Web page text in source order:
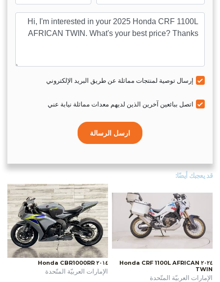
إرسال توصية لمنتجات مماثلة عن طريق البريد الإلكتروني
اتصل ببائعين آخرين الذين لديهم معدات مماثلة نيابة عني
ارسل الرسالة
قد يعجبك أيضًا:
٢٠٢٤ Honda CRF 1100L AFRICAN
TWIN
الإمارات العربيّة المتّحدة
٢٠١٤ Honda CBR1000RR
الإمارات العربيّة المتّحدة